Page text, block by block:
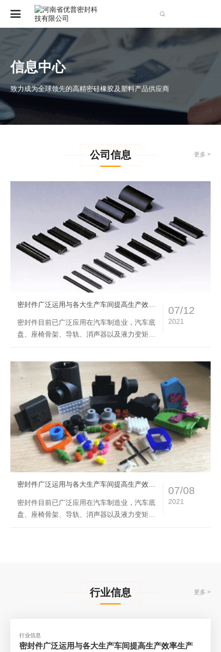

信息中心
致力成为全球领先的高精密硅橡胶及塑料产品供应商
公司信息 更多 >
密封件目前已广泛应用在汽车制造业，汽车底
盘、座椅骨架、导轨、消声器以及液力变矩器
07/12
2021
密封件广泛运用与各大生产车间提高生产效率生产质量
密封件目前已广泛应用在汽车制造业，汽车底
盘、座椅骨架、导轨、消声器以及液力变矩器
07/08
2021
行业信息 更多 >
行业信息
密封件广泛运用与各大生产车间提高生产效率生产